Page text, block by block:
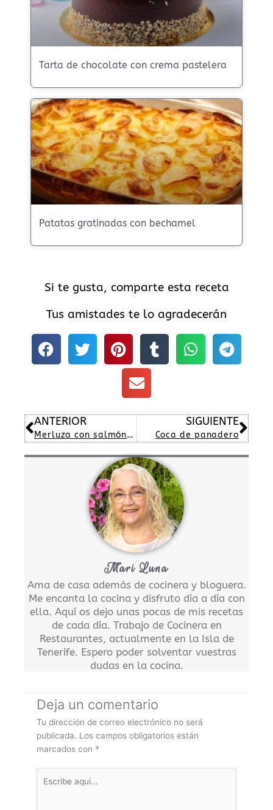
Tarta de chocolate con crema pastelera
Patatas gratinadas con bechamel
Si te gusta, comparte esta receta
Tus amistades te lo agradecerán
Ant
ANTERIOR
Merluza con salmón y patatas al horno
SIGUIENTE
Coca de panadero
Mari Luna
Ama de casa además de cocinera y bloguera.
Me encanta la cocina y disfruto día a día con
ella. Aquí os dejo unas pocas de mis recetas
de cada día. Trabajo de Cocinera en
Restaurantes, actualmente en la Isla de
Tenerife. Espero poder solventar vuestras
dudas en la cocina.
Deja un comentario
Tu dirección de correo electrónico no será
publicada. Los campos obligatorios están
marcados con *
aquí...